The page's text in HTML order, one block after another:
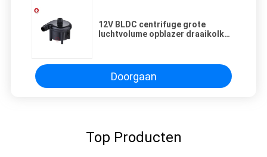
12V BLDC centrifuge grote
luchtvolume opblazer draaikolk
Doorgaan
Top Producten